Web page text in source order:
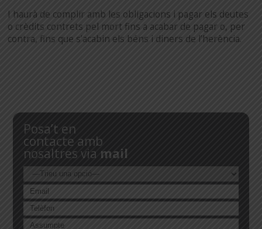
I haurà de complir amb les obligacions i pagar els deutes
o crèdits contrets pel mort fins a acabar de pagar o, per
contra, fins que s’acabin els béns i diners de l’herència.
Posa’t en
contacte amb
nosaltres via mail